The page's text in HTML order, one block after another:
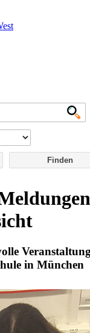
in München